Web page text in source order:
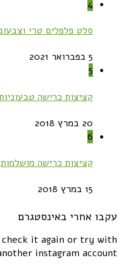
4
סלט פלפלים טרי
5 בפברואר 2021
5
קציצות כרישה
20 במרץ 2018
6
קציצות כרישה מושלמות
15 במרץ 2018
עקבו אחרי באינסטגרם
check it again or try with
instagram account.